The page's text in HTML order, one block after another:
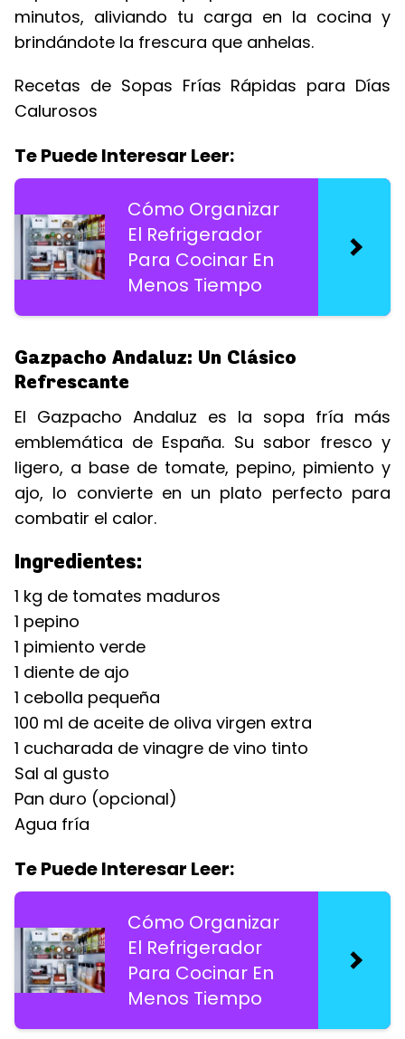
minutos, aliviando tu carga en la cocina y
brindándote la frescura que anhelas.
Recetas de Sopas Frías Rápidas para Días
Calurosos
Te Puede Interesar Leer:
Cómo Organizar
El Refrigerador
Para Cocinar En
Menos Tiempo
Gazpacho Andaluz: Un Clásico
Refrescante
El Gazpacho Andaluz es la sopa fría más
emblemática de España. Su sabor fresco y
ligero, a base de tomate, pepino, pimiento y
ajo, lo convierte en un plato perfecto para
combatir el calor.
Ingredientes:
1 kg de tomates maduros
1 pepino
1 pimiento verde
1 diente de ajo
1 cebolla pequeña
100 ml de aceite de oliva virgen extra
1 cucharada de vinagre de vino tinto
Sal al gusto
Pan duro (opcional)
Agua fría
Te Puede Interesar Leer:
Cómo Organizar
El Refrigerador
Para Cocinar En
Menos Tiempo